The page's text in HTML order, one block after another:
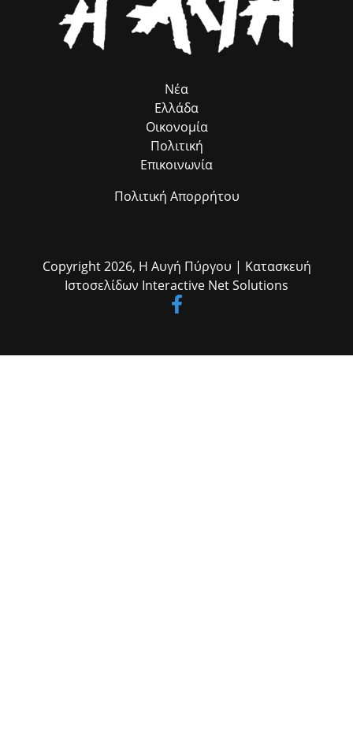
Νέα
Ελλάδα
Οικονομία
Πολιτική
Επικοινωνία
Πολιτική Απορρήτου
Copyright 2026, Η Αυγή Πύργου | Κατασκευή
Ιστοσελίδων Interactive Net Solutions